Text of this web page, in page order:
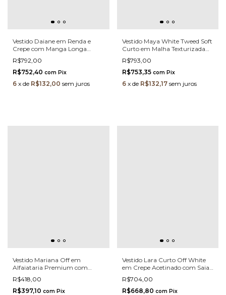
Vestido Daiane em Renda e
Crepe com Manga Longa
Elegante e Estruturado
R$792,00
R$752,40 com Pix
6 x de R$132,00 sem juros
Vestido Maya White Tweed Soft
Curto em Malha Texturizada
Off White com Modelagem
Acinturada
R$793,00
R$753,35 com Pix
6 x de R$132,17 sem juros
Vestido Mariana Off em
Alfaiataria Premium com
Pérolas e Laço Lateral –
Elegância Sofisticada
R$418,00
R$397,10 com Pix
Vestido Lara Curto Off White
em Crepe Acetinado com Saia
Balonê e Detalhe de Laços
R$704,00
R$668,80 com Pix